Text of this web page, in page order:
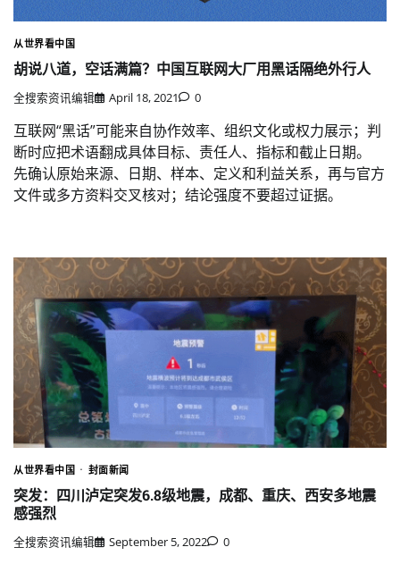
从世界看中国
胡说八道，空话满篇？中国互联网大厂用黑话隔绝外行人
全搜索资讯编辑 April 18, 2021 0
互联网“黑话”可能来自协作效率、组织文化或权力展示；判
断时应把术语翻成具体目标、责任人、指标和截止日期。
先确认原始来源、日期、样本、定义和利益关系，再与官方
文件或多方资料交叉核对；结论强度不要超过证据。
从世界看中国 封面新闻
突发：四川泸定突发6.8级地震，成都、重庆、西安多地震
感强烈
全搜索资讯编辑 September 5, 2022 0